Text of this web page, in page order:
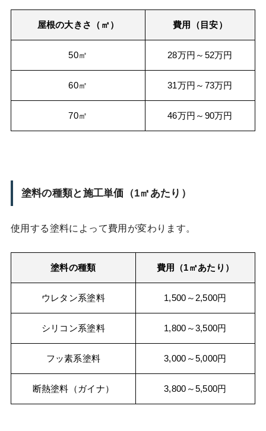
屋根の大きさ（㎡） 費用（目安）
50㎡ 28万円～52万円
60㎡ 31万円～73万円
70㎡ 46万円～90万円
塗料の種類と施工単価（1㎡あたり）
使用する塗料によって費用が変わります。
塗料の種類 費用（1㎡あたり）
ウレタン系塗料 1,500～2,500円
シリコン系塗料 1,800～3,500円
フッ素系塗料 3,000～5,000円
断熱塗料（ガイナ） 3,800～5,500円